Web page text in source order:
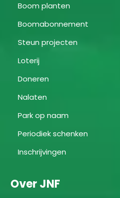
Boom planten
Boomabonnement
Steun projecten
Loterij
Doneren
Nalaten
Park op naam
Periodiek schenken
Inschrijvingen
Over JNF